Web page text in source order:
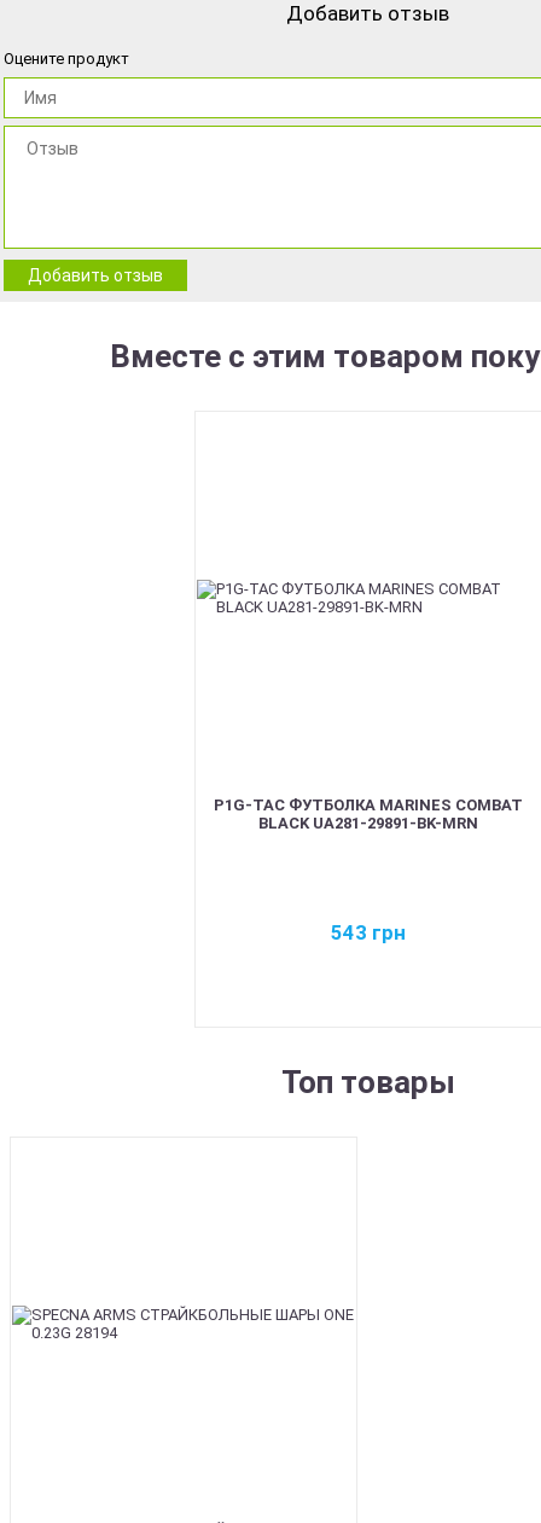
Добавить отзыв
Оцените продукт
Добавить отзыв
Вместе с этим товаром
P1G-TAC ФУТБОЛКА MARINES COMBAT
BLACK UA281-29891-BK-MRN
543 грн
Топ товары